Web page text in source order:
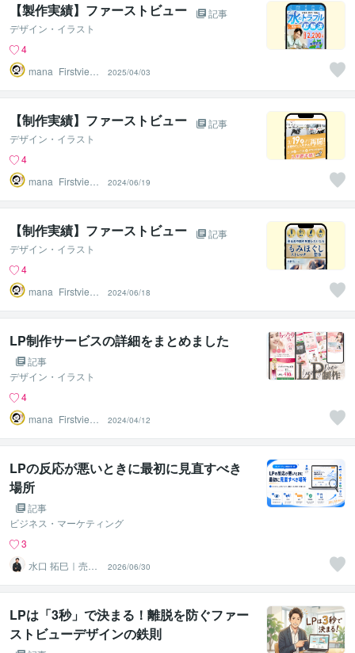
【製作実績】ファーストビュー
記事
デザイン・イラスト
4
mana_Firstview
2025/04/03
【制作実績】ファーストビュー
記事
デザイン・イラスト
4
mana_Firstview
2024/06/19
【制作実績】ファーストビュー
記事
デザイン・イラスト
4
mana_Firstview
2024/06/18
LP制作サービスの詳細をまとめました
記事
デザイン・イラスト
4
mana_Firstview
2024/04/12
LPの反応が悪いときに最初に見直すべき
場所
記事
ビジネス・マーケティング
3
水口 拓巳｜売れ
るLP制作・改善
サポート
2026/06/30
LPは「3秒」で決まる！離脱を防ぐファー
ストビューデザインの鉄則